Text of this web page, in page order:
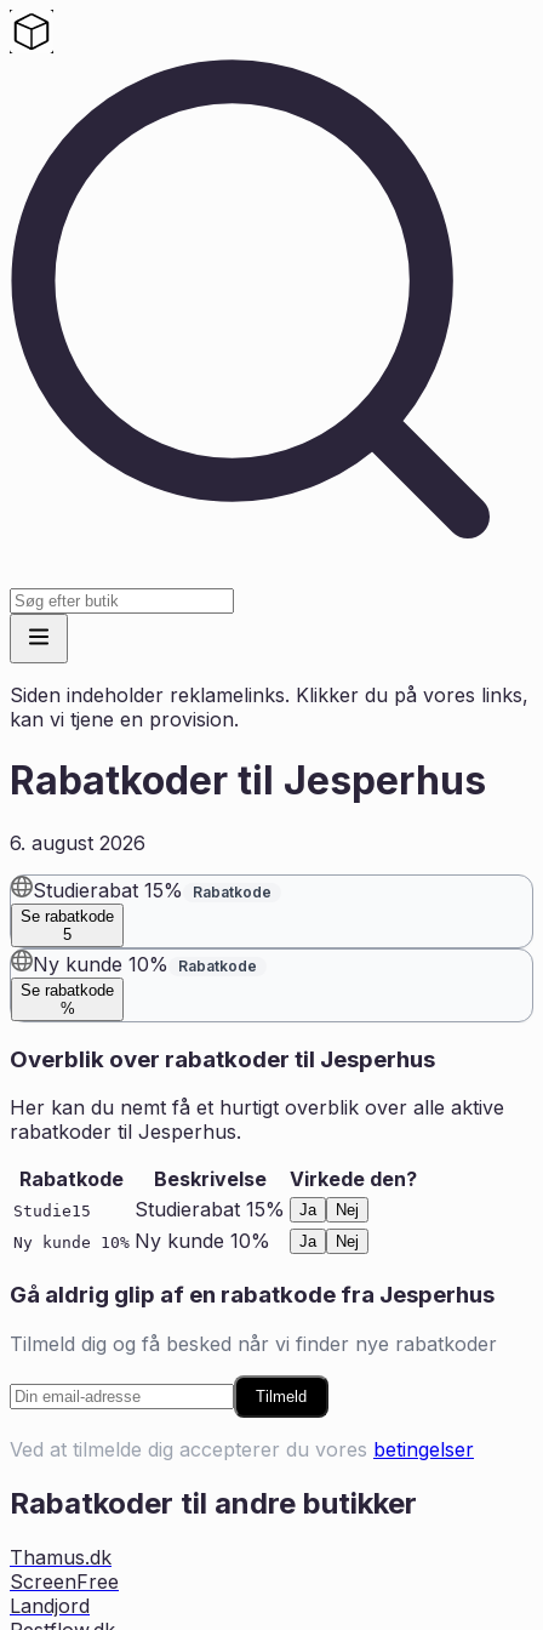
Siden indeholder reklamelinks. Klikker du på vores links,
kan vi tjene en provision.
Rabatkoder til Jesperhus
6. august 2026
Studierabat 15%
Rabatkode
Se rabatkode
5
Ny kunde 10%
Rabatkode
Se rabatkode
%
Overblik over rabatkoder til Jesperhus
Her kan du nemt få et hurtigt overblik over alle aktive
rabatkoder til Jesperhus.
Rabatkode
Beskrivelse Virkede den?
Studie15 Studierabat 15% Ja
Nej
Ny kunde 10% Ny kunde 10% Ja Nej
Gå aldrig glip af en rabatkode fra Jesperhus
Tilmeld dig og få besked når vi finder nye rabatkoder
Tilmeld
Ved at tilmelde dig accepterer du vores betingelser
Rabatkoder til andre butikker
Thamus.dk
ScreenFree
Landjord